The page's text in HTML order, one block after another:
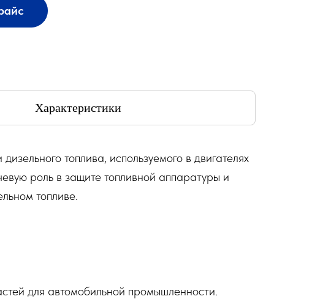
Характеристики
топлива, используемого в двигателях
роль в защите топливной аппаратуры и
топливе.
для автомобильной промышленности.